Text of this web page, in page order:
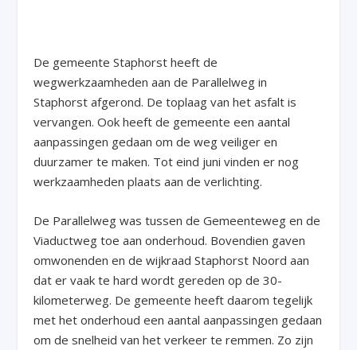
De gemeente Staphorst heeft de
wegwerkzaamheden aan de Parallelweg in
Staphorst afgerond. De toplaag van het asfalt is
vervangen. Ook heeft de gemeente een aantal
aanpassingen gedaan om de weg veiliger en
duurzamer te maken. Tot eind juni vinden er nog
werkzaamheden plaats aan de verlichting.
De Parallelweg was tussen de Gemeenteweg en de
Viaductweg toe aan onderhoud. Bovendien gaven
omwonenden en de wijkraad Staphorst Noord aan
dat er vaak te hard wordt gereden op de 30-
kilometerweg. De gemeente heeft daarom tegelijk
met het onderhoud een aantal aanpassingen gedaan
om de snelheid van het verkeer te remmen. Zo zijn